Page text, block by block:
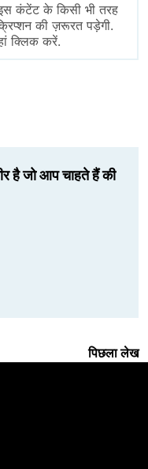
कंटेंट के किसी भी तरह
की ज़रूरत पड़ेगी.
क्लिक करें.
है जो आप चाहते हैं की
पिछला लेख